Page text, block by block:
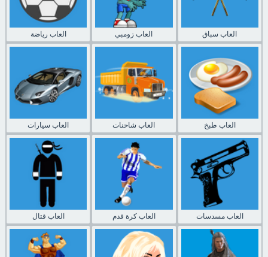
العاب رياضة العاب زومبي العاب سباق
العاب سيارات العاب شاحنات العاب طبخ
العاب قتال العاب كرة قدم العاب مسدسات